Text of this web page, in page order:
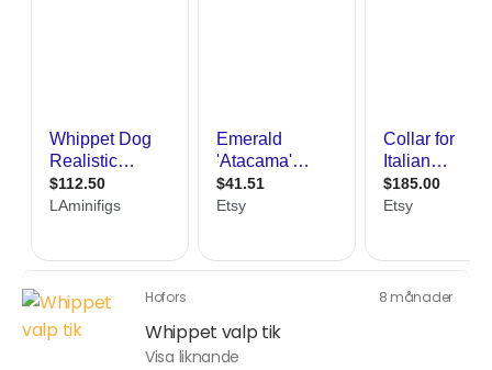
Hofors 8 månader
Whippet valp tik
Visa liknande